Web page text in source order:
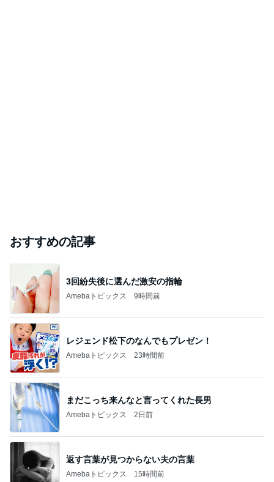
おすすめの記事
3回紛失後に選んだ激安の指輪
Amebaトピックス 9時間前
レジェンド松下のなんでもプレゼン！
Amebaトピックス 23時間前
まだこっち来んなと言ってくれた長男
Amebaトピックス 2日前
返す言葉が見つからない夫の言葉
Amebaトピックス 15時間前